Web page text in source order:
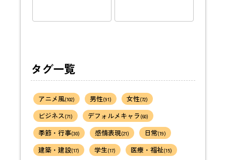
タグ一覧
アニメ風(102) 男性(91) 女性(72)
ビジネス(71) デフォルメキャラ (60)
季節・行事(30) 感情表現(21) 日常(19)
建築・建設(17) 学生(17) 医療・福祉(15)